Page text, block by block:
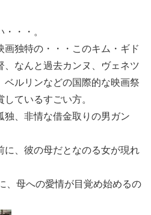
・・・。
画独特の・・・このキム・ギド
、なんと過去カンヌ、ヴェネツ
ベルリンなどの国際的な映画祭
しているすごい方。
独、非情な借金取りの男ガン
に、彼の母だとなのる女が現れ
、母への愛情が目覚め始めるの